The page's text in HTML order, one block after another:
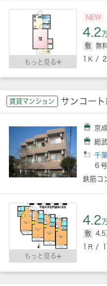
もっと見る
NEW
4.2
敷 無
1Ｋ /
賃貸マンション サンコート
京
総
千
６号
鉄筋
もっと見る
4.2
敷 4.5
1Ｒ /